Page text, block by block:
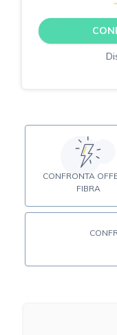
CONFRONTA
FIBRA